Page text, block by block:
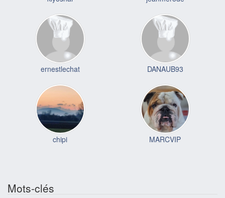
ernestlechat DANAUB93
chipi MARCVIP
Mots-clés